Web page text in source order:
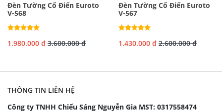
Đèn Tường Cổ Điển Euroto
V-568
1.980.000 đ 3.600.000 đ
Đèn Tường Cổ Điển Euroto
V-567
1.430.000 đ 2.600.000 đ
THÔNG TIN LIÊN HỆ
Công ty TNHH Chiếu Sáng Nguyễn Gia MST: 0317558474